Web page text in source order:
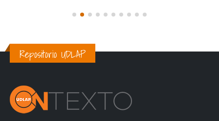
Repositorio UDLAP